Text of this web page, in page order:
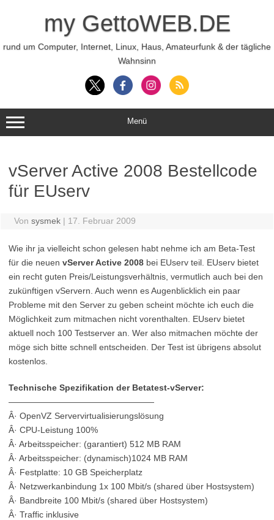
my GettoWEB.DE
rund um Computer, Internet, Linux, Haus, Amateurfunk & der tägliche
Wahnsinn
Menü
vServer Active 2008 Bestellcode
für EUserv
Von sysmek | 17. Februar 2009
Wie ihr ja vielleicht schon gelesen habt nehme ich am Beta-Test
für die neuen vServer Active 2008 bei EUserv teil. EUserv bietet
ein recht guten Preis/Leistungsverhältnis, vermutlich auch bei den
zukünftigen vServern. Auch wenn es Augenblicklich ein paar
Probleme mit den Server zu geben scheint möchte ich euch die
Möglichkeit zum mitmachen nicht vorenthalten. EUserv bietet
aktuell noch 100 Testserver an. Wer also mitmachen möchte der
möge sich bitte schnell entscheiden. Der Test ist übrigens absolut
kostenlos.
Technische Spezifikation der Betatest-vServer:
—————————————————
Â· OpenVZ Servervirtualisierungslösung
Â· CPU-Leistung 100%
Â· Arbeitsspeicher: (garantiert) 512 MB RAM
Â· Arbeitsspeicher: (dynamisch)1024 MB RAM
Â· Festplatte: 10 GB Speicherplatz
Â· Netzwerkanbindung 1x 100 Mbit/s (shared über Hostsystem)
Â· Bandbreite 100 Mbit/s (shared über Hostsystem)
Â· Traffic inklusive